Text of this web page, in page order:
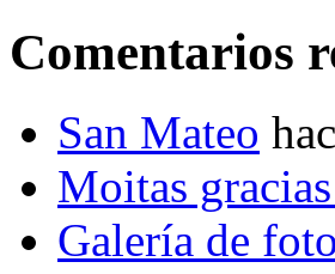
Comentarios
San Mateo
Moitas
Galería de